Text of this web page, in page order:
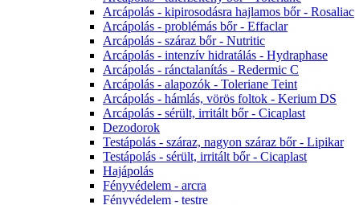
Arcápolás - kipirosodásra hajlamos bőr - Rosaliac
Arcápolás - problémás bőr - Effaclar
Arcápolás - száraz bőr - Nutritic
Arcápolás - intenzív hidratálás - Hydraphase
Arcápolás - ránctalanítás - Redermic C
Arcápolás - alapozók - Toleriane Teint
Arcápolás - hámlás, vörös foltok - Kerium DS
Arcápolás - sérült, irritált bőr - Cicaplast
Dezodorok
Testápolás - száraz, nagyon száraz bőr - Lipikar
Testápolás - sérült, irritált bőr - Cicaplast
Hajápolás
Fényvédelem - arcra
Fényvédelem - testre